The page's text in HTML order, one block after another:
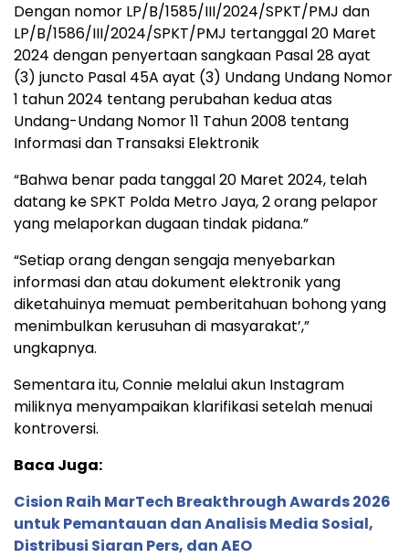
Dengan nomor LP/B/1585/III/2024/SPKT/PMJ dan
LP/B/1586/III/2024/SPKT/PMJ tertanggal 20 Maret
2024 dengan penyertaan sangkaan Pasal 28 ayat
(3) juncto Pasal 45A ayat (3) Undang Undang Nomor
1 tahun 2024 tentang perubahan kedua atas
Undang-Undang Nomor 11 Tahun 2008 tentang
Informasi dan Transaksi Elektronik
“Bahwa benar pada tanggal 20 Maret 2024, telah
datang ke SPKT Polda Metro Jaya, 2 orang pelapor
yang melaporkan dugaan tindak pidana.”
“Setiap orang dengan sengaja menyebarkan
informasi dan atau dokument elektronik yang
diketahuinya memuat pemberitahuan bohong yang
menimbulkan kerusuhan di masyarakat’,”
ungkapnya.
Sementara itu, Connie melalui akun Instagram
miliknya menyampaikan klarifikasi setelah menuai
kontroversi.
Baca Juga:
Cision Raih MarTech Breakthrough Awards 2026
untuk Pemantauan dan Analisis Media Sosial,
Distribusi Siaran Pers, dan AEO